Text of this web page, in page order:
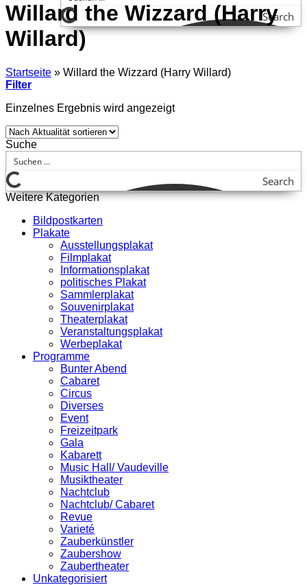
Search
Willard the Wizzard (Harry
Willard)
Startseite » Willard the Wizzard (Harry Willard)
Filter
Einzelnes Ergebnis wird angezeigt
Suche
Search
Weitere Kategorien
Bildpostkarten
Plakate
Ausstellungsplakat
Filmplakat
Informationsplakat
politisches Plakat
Sammlerplakat
Souvenirplakat
Theaterplakat
Veranstaltungsplakat
Werbeplakat
Programme
Bunter Abend
Cabaret
Circus
Diverses
Event
Freizeitpark
Gala
Kabarett
Music Hall/ Vaudeville
Musiktheater
Nachtclub
Nachtclub/ Cabaret
Revue
Varieté
Zauberkünstler
Zaubershow
Zaubertheater
Unkategorisiert